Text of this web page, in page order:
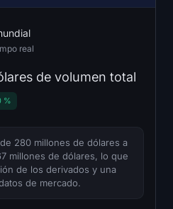
real
de volumen total
%
280 millones de dólares a
millones de dólares, lo que
de los derivados y una
de mercado.